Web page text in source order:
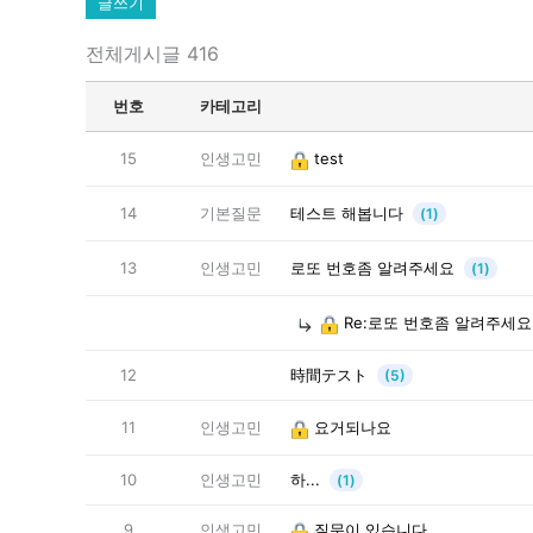
전체게시글 416
번호 카테고리
15 인생고민 test
14 기본질문 테스트 해봅니다 (1)
13 인생고민 로또 번호좀 알려주세요 (1)
Re:로또 번호좀 알려주세요
12 時間テスト (5)
11 인생고민 요거되나요
10 인생고민 하... (1)